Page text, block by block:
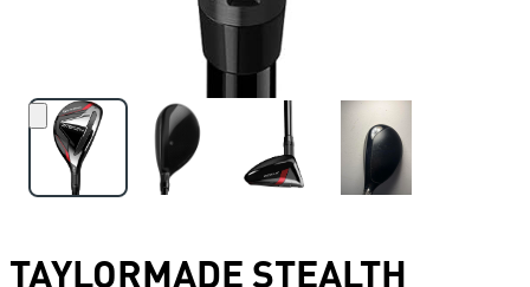
TAYLORMADE STEALTH